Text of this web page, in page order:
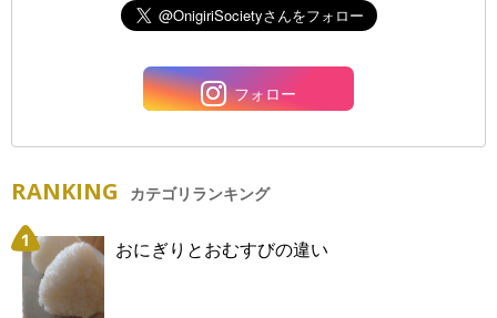
フォロー
RANKING カテゴリランキング
おにぎりとおむすびの違い